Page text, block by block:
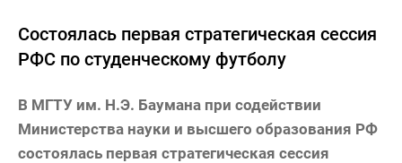
Состоялась первая стратегическая сессия
РФС по студенческому футболу
В МГТУ им. Н.Э. Баумана при содействии
Министерства науки и высшего образования РФ
состоялась первая стратегическая сессия